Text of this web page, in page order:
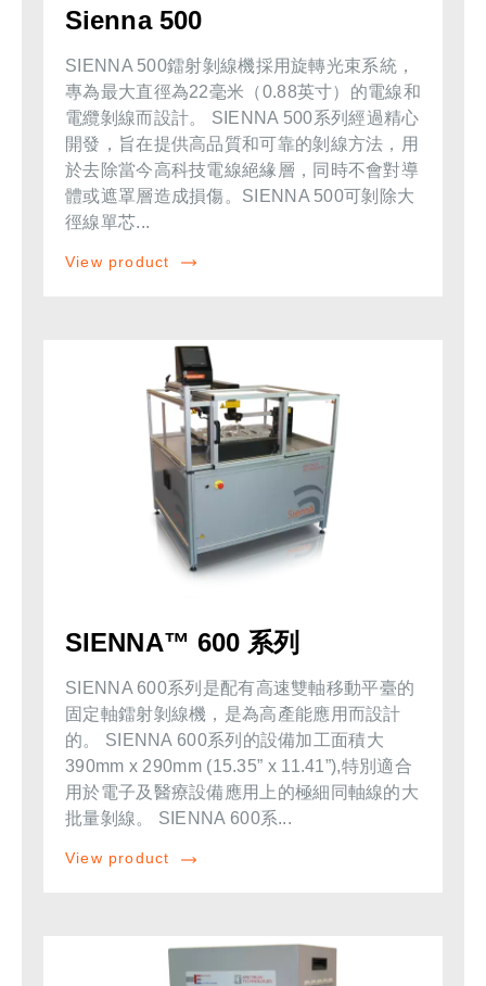
Sienna 500
SIENNA 500鐳射剝線機採用旋轉光束系統，
專為最大直徑為22毫米（0.88英寸）的電線和
電纜剝線而設計。 SIENNA 500系列經過精心
開發，旨在提供高品質和可靠的剝線方法，用
於去除當今高科技電線絕緣層，同時不會對導
體或遮罩層造成損傷。SIENNA 500可剝除大
徑線單芯...
View product
SIENNA™ 600 系列
SIENNA 600系列是配有高速雙軸移動平臺的
固定軸鐳射剝線機，是為高產能應用而設計
的。 SIENNA 600系列的設備加工面積大
390mm x 290mm (15.35” x 11.41”),特別適合
用於電子及醫療設備應用上的極細同軸線的大
批量剝線。 SIENNA 600系...
View product